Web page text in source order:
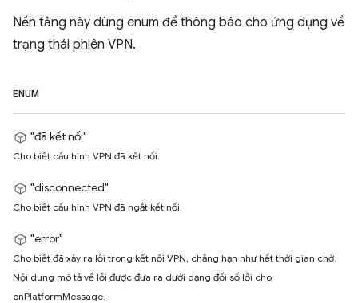
Nền tảng này dùng enum để thông báo cho ứng dụng về
trạng thái phiên VPN.
ENUM
"đã kết nối"
Cho biết cấu hình VPN đã kết nối.
"disconnected"
Cho biết cấu hình VPN đã ngắt kết nối.
"error"
Cho biết đã xảy ra lỗi trong kết nối VPN, chẳng hạn như hết thời gian chờ.
Nội dung mô tả về lỗi được đưa ra dưới dạng đối số lỗi cho
onPlatformMessage.